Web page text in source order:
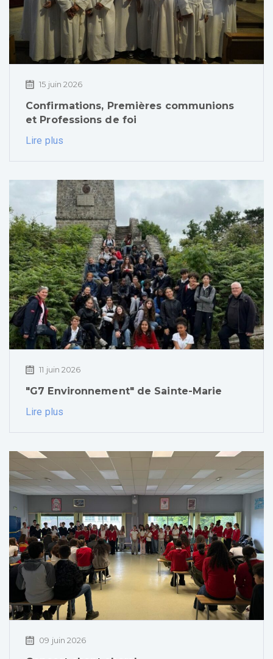
15 juin 2026
Confirmations, Premières communions
et Professions de foi
Lire plus
11 juin 2026
"G7 Environnement" de Sainte-Marie
Lire plus
09 juin 2026